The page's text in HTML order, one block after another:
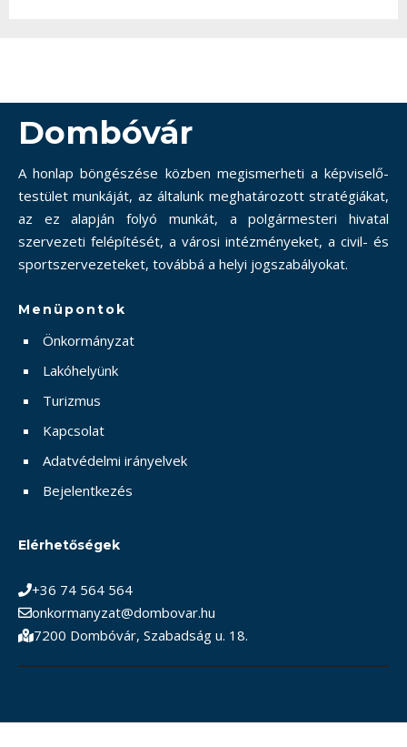
Dombóvár
A honlap böngészése közben megismerheti a képviselő-
testület munkáját, az általunk meghatározott stratégiákat,
az ez alapján folyó munkát, a polgármesteri hivatal
szervezeti felépítését, a városi intézményeket, a civil- és
sportszervezeteket, továbbá a helyi jogszabályokat.
Menüpontok
Önkormányzat
Lakóhelyünk
Turizmus
Kapcsolat
Adatvédelmi irányelvek
Bejelentkezés
Elérhetőségek
+36 74 564 564
onkormanyzat@dombovar.hu
7200 Dombóvár, Szabadság u. 18.